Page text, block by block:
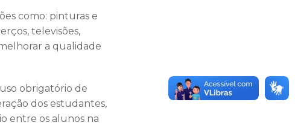
como: pinturas e
televisões,
a qualidade
obrigatório de
dos estudantes,
entre os alunos na